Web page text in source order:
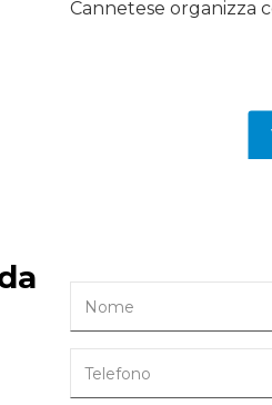
Cannetese organizza